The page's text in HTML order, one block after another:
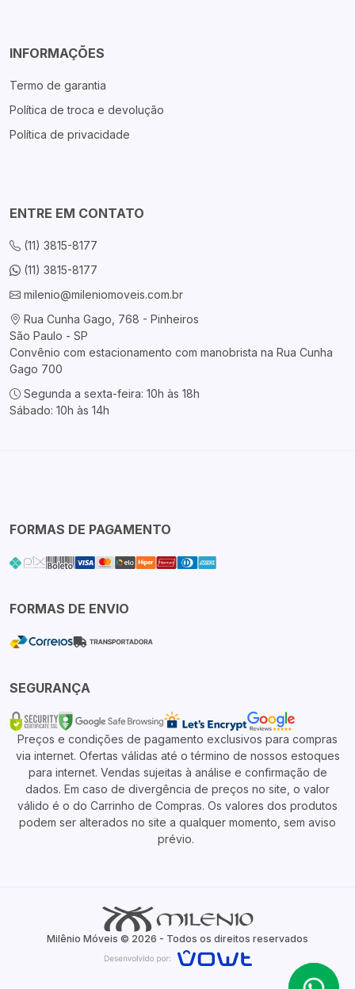
INFORMAÇÕES
Termo de garantia
Política de troca e devolução
Política de privacidade
ENTRE EM CONTATO
(11) 3815-8177
(11) 3815-8177
milenio@mileniomoveis.com.br
Rua Cunha Gago, 768 - Pinheiros
São Paulo - SP
Convênio com estacionamento com manobrista na Rua Cunha
Gago 700
Segunda a sexta-feira: 10h às 18h
Sábado: 10h às 14h
FORMAS DE PAGAMENTO
FORMAS DE ENVIO
SEGURANÇA
Preços e condições de pagamento exclusivos para compras
via internet. Ofertas válidas até o término de nossos estoques
para internet. Vendas sujeitas à análise e confirmação de
dados. Em caso de divergência de preços no site, o valor
válido é o do Carrinho de Compras. Os valores dos produtos
podem ser alterados no site a qualquer momento, sem aviso
prévio.
Milênio Móveis © 2026 - Todos os direitos reservados